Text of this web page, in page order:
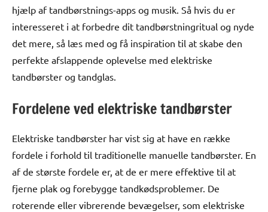
hjælp af tandbørstnings-apps og musik. Så hvis du er
interesseret i at forbedre dit tandbørstningritual og nyde
det mere, så læs med og få inspiration til at skabe den
perfekte afslappende oplevelse med elektriske
tandbørster og tandglas.
Fordelene ved elektriske tandbørster
Elektriske tandbørster har vist sig at have en række
fordele i forhold til traditionelle manuelle tandbørster. En
af de største fordele er, at de er mere effektive til at
fjerne plak og forebygge tandkødsproblemer. De
roterende eller vibrerende bevægelser, som elektriske